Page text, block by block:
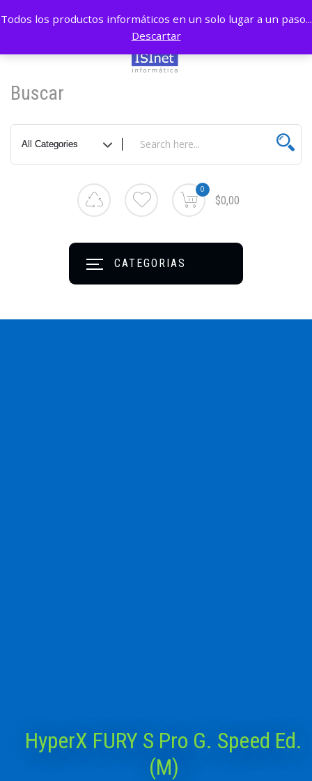
Buscar
0
$0,00
CATEGORIAS
HyperX FURY S Pro G. Speed Ed.
(M)
Todos los productos informáticos en un solo lugar a un paso...
Descartar